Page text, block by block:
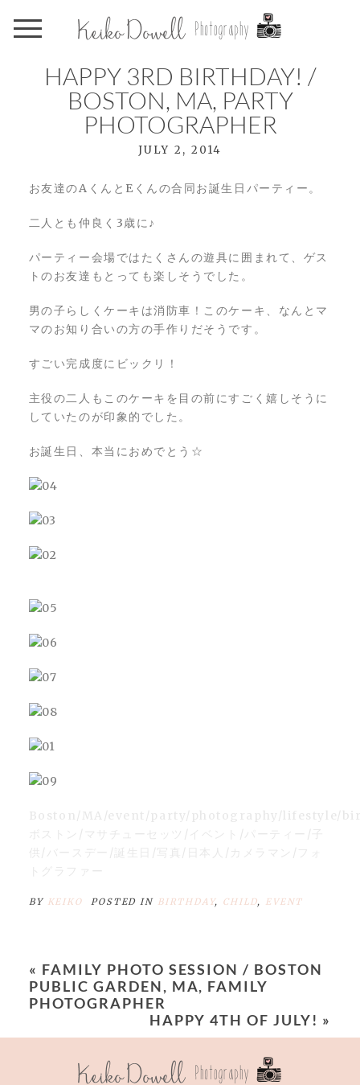
HAPPY 3RD BIRTHDAY! /
BOSTON, MA, PARTY
PHOTOGRAPHER
JULY 2, 2014
お友達のAくんとEくんの合同お誕生日パーティー。
二人とも仲良く3歳に♪
パーティー会場ではたくさんの遊具に囲まれて、ゲス
トのお友達もとっても楽しそうでした。
男の子らしくケーキは消防車！このケーキ、なんとマ
マのお知り合いの方の手作りだそうです。
すごい完成度にビックリ！
主役の二人もこのケーキを目の前にすごく嬉しそうに
していたのが印象的でした。
お誕生日、本当におめでとう☆
Boston/MA/event/party/photography/lifestyle/
ボストン/マサチューセッツ/イベント/パーティー/子
供/バースデー/誕生日/写真/日本人/カメラマン/フォ
トグラファー
BY KEIKO POSTED IN BIRTHDAY, CHILD, EVENT
« FAMILY PHOTO SESSION / BOSTON
PUBLIC GARDEN, MA, FAMILY
PHOTOGRAPHER
HAPPY 4TH OF JULY! »